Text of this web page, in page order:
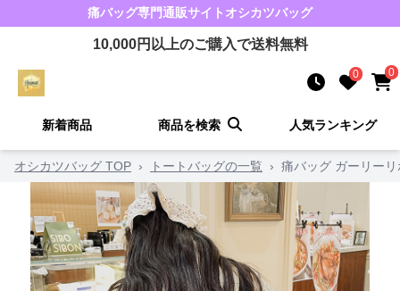
痛バッグ専門通販サイト オシカツバッグ
10,000円以上のご購入で送料無料
0 0
新着商品 商品を検索 人気ランキング
オシカツバッグ TOP › トートバッグの一覧 › 痛バッグ ガーリー